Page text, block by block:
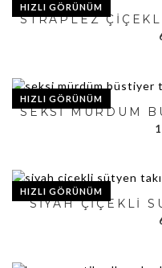
HIZLI GÖRÜNÜM
HIZLI GÖRÜNÜM
HIZLI GÖRÜNÜM
SIYAH ÇIÇEKLI